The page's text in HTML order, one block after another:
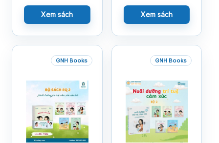
Xem sách Xem sách
GNH Books GNH Books